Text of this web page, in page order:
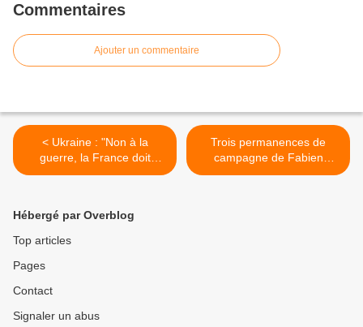
Commentaires
Ajouter un commentaire
< Ukraine : "Non à la
guerre, la France doit
porter urgemment une offre
Trois permanences de
campagne de Fabien
Roussel vandalisées : stop
Hébergé par Overblog
Top articles
Pages
Contact
Signaler un abus